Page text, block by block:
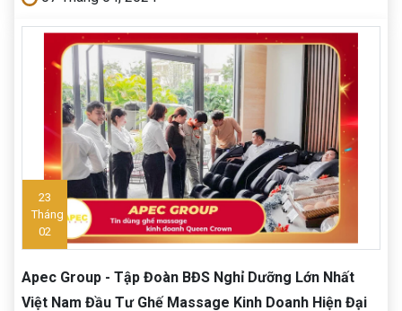
23
Tháng
02
Apec Group - Tập Đoàn BĐS Nghỉ Dưỡng Lớn Nhất
Việt Nam Đầu Tư Ghế Massage Kinh Doanh Hiện Đại